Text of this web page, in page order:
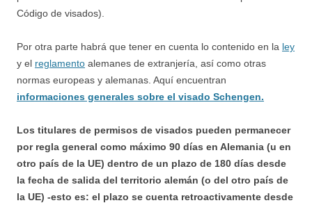
Código de visados).
Por otra parte habrá que tener en cuenta lo contenido en la ley
y el reglamento alemanes de extranjería, así como otras
normas europeas y alemanas. Aquí encuentran
informaciones generales sobre el visado Schengen.
Los titulares de permisos de visados pueden permanecer
por regla general como máximo 90 días en Alemania (u en
otro país de la UE) dentro de un plazo de 180 días desde
la fecha de salida del territorio alemán (o del otro país de
la UE) -esto es: el plazo se cuenta retroactivamente desde